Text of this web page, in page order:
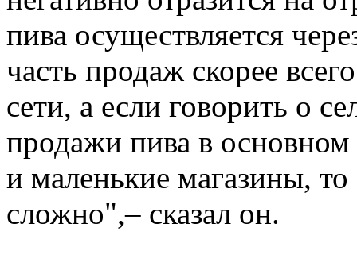
пива осуществляется
часть продаж скорее
сети, а если говорить о
продажи пива в основном
и маленькие магазины, то
сложно",– сказал он.